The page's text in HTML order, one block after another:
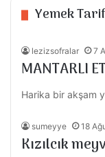
Yemek
lezizsofralar 7
MANTARLI
Harika bir akşam
sumeyye 18
Kızılcık